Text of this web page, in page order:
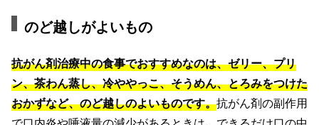
のど越しがよいもの
抗がん剤治療中の食事でおすすめなのは、ゼリー、プリ
ン、茶わん蒸し、冷ややっこ、そうめん、とろみをつけた
おかずなど、のど越しのよいものです。抗がん剤の副作用